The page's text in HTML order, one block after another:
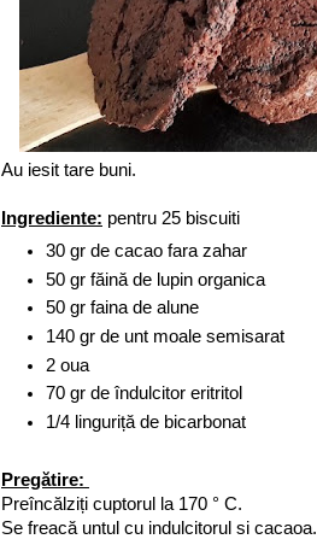
Au iesit tare buni.
Ingrediente: pentru 25 biscuiti
30 gr de cacao fara zahar
50 gr făină de lupin organica
50 gr faina de alune
140 gr de unt moale semisarat
2 oua
70 gr de îndulcitor eritritol
1/4 linguriță de bicarbonat
Pregătire:
Preîncălziți cuptorul la 170 ° C.
Se freacă untul cu indulcitorul si cacaoa.